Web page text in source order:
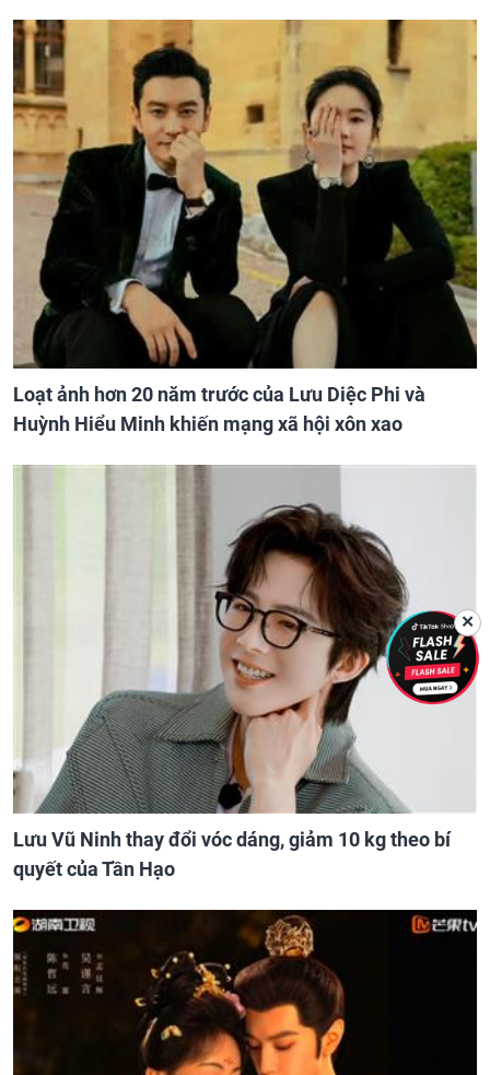
Loạt ảnh hơn 20 năm trước của Lưu Diệc Phi và
Huỳnh Hiểu Minh khiến mạng xã hội xôn xao
Lưu Vũ Ninh thay đổi vóc dáng, giảm 10 kg theo bí
quyết của Tần Hạo
✕